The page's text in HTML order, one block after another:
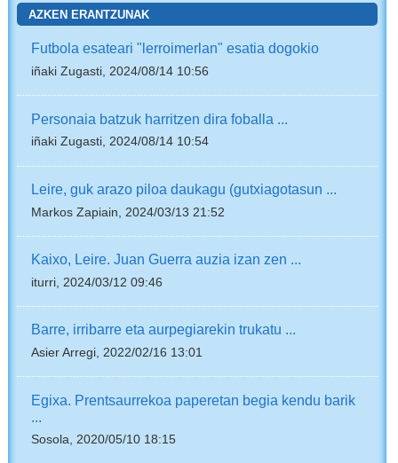
AZKEN ERANTZUNAK
Futbola esateari "lerroimerlan" esatia dogokio
iñaki Zugasti, 2024/08/14 10:56
Personaia batzuk harritzen dira foballa ...
iñaki Zugasti, 2024/08/14 10:54
Leire, guk arazo piloa daukagu (gutxiagotasun ...
Markos Zapiain, 2024/03/13 21:52
Kaixo, Leire. Juan Guerra auzia izan zen ...
iturri, 2024/03/12 09:46
Barre, irribarre eta aurpegiarekin trukatu ...
Asier Arregi, 2022/02/16 13:01
Egixa. Prentsaurrekoa paperetan begia kendu barik
Sosola, 2020/05/10 18:15